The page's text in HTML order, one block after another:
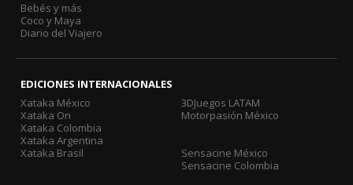
Bebés y más
Coco y Maya
Diario del Viajero
EDICIONES INTERNACIONALES
Xataka México
Xataka On
Xataka Colombia
Xataka Argentina
Xataka Brasil
3DJuegos LATAM
Motorpasión México
Sensacine México
Sensacine Colombia